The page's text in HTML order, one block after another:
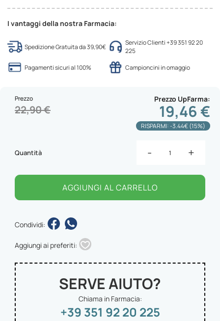
I vantaggi della nostra Farmacia:
Spedizione Gratuita da 39,90€
Servizio Clienti +39 351 92 20
225
Pagamenti sicuri al 100%
Campioncini in omaggio
Prezzo UpFarma
19,46 €
Prezzo
22,90 €
RISPARMI: -3.44€ (15%)
Quantità - +
AGGIUNGI AL CARRELLO
Condividi:
Aggiungi ai preferiti:
SERVE AIUTO?
Chiama in Farmacia:
+39 351 92 20 225